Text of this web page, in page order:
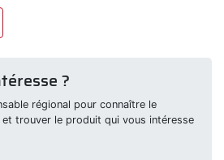
?
régional pour connaître le
trouver le produit qui vous intéresse